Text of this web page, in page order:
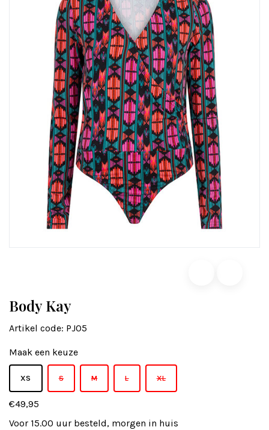
Body Kay
Artikel code: PJ05
Maak een keuze
XS S M L XL
€49,95
Voor 15.00 uur besteld, morgen in huis